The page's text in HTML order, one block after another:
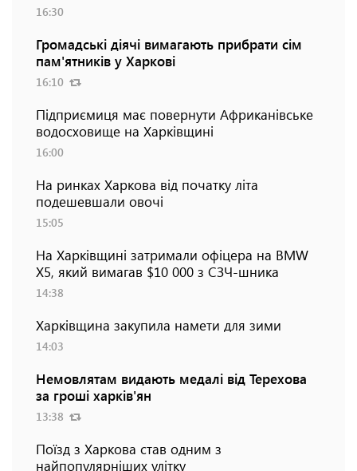
16:30
Громадські діячі вимагають прибрати сім
пам'ятників у Харкові
16:10
Підприємиця має повернути Африканівське
водосховище на Харківщині
16:00
На ринках Харкова від початку літа
подешевшали овочі
15:05
На Харківщині затримали офіцера на BMW
Х5, який вимагав $10 000 з СЗЧ-шника
14:38
Харківщина закупила намети для зими
14:03
Немовлятам видають медалі від Терехова
за гроші харків'ян
13:38
Поїзд з Харкова став одним з
найпопулярніших улітку